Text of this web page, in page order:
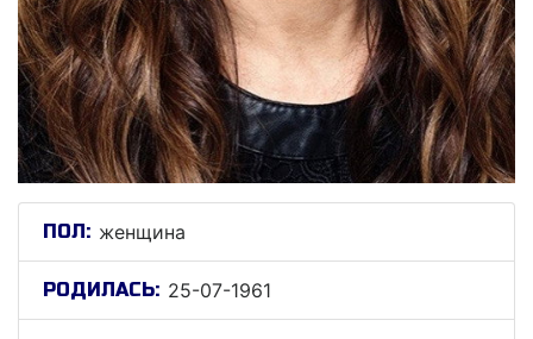
ПОЛ: женщина
РОДИЛАСЬ: 25-07-1961